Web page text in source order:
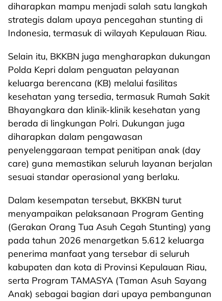
diharapkan mampu menjadi salah satu langkah
strategis dalam upaya pencegahan stunting di
Indonesia, termasuk di wilayah Kepulauan Riau.
Selain itu, BKKBN juga mengharapkan dukungan
Polda Kepri dalam penguatan pelayanan
keluarga berencana (KB) melalui fasilitas
kesehatan yang tersedia, termasuk Rumah Sakit
Bhayangkara dan klinik-klinik kesehatan yang
berada di lingkungan Polri. Dukungan juga
diharapkan dalam pengawasan
penyelenggaraan tempat penitipan anak (day
care) guna memastikan seluruh layanan berjalan
sesuai standar operasional yang berlaku.
Dalam kesempatan tersebut, BKKBN turut
menyampaikan pelaksanaan Program Genting
(Gerakan Orang Tua Asuh Cegah Stunting) yang
pada tahun 2026 menargetkan 5.612 keluarga
penerima manfaat yang tersebar di seluruh
kabupaten dan kota di Provinsi Kepulauan Riau,
serta Program TAMASYA (Taman Asuh Sayang
Anak) sebagai bagian dari upaya pembangunan